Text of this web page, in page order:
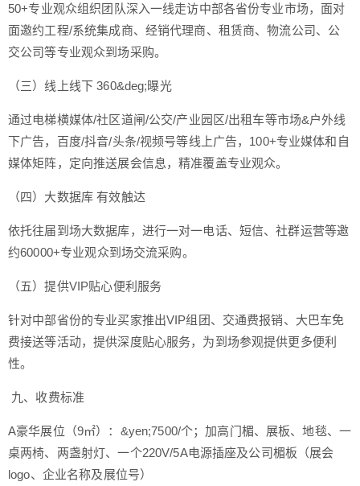
50+专业观众组织团队深入一线走访中部各省份专业市场，面对
面邀约工程/系统集成商、经销代理商、租赁商、物流公司、公
交公司等专业观众到场采购。
（三）线上线下 360&deg;曝光
通过电梯横媒体/社区道闸/公交/产业园区/出租车等市场&户外线
下广告，百度/抖音/头条/视频号等线上广告，100+专业媒体和自
媒体矩阵，定向推送展会信息，精准覆盖专业观众。
（四）大数据库 有效触达
依托往届到场大数据库，进行一对一电话、短信、社群运营等邀
约60000+专业观众到场交流采购。
（五）提供VIP贴心便利服务
针对中部省份的专业买家推出VIP组团、交通费报销、大巴车免
费接送等活动，提供深度贴心服务，为到场参观提供更多便利
性。
九、收费标准
A豪华展位（9㎡）：&yen;7500/个；加高门楣、展板、地毯、一
桌两椅、两盏射灯、一个220V/5A电源插座及公司楣板（展会
logo、企业名称及展位号）